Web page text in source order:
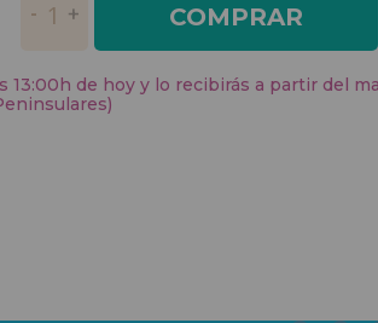
COMPRAR
13:00h de hoy y lo recibirás a partir del